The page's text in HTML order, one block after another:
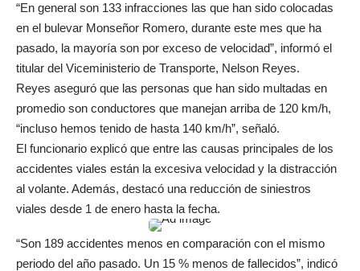
“En general son 133 infracciones las que han sido colocadas
en el bulevar Monseñor Romero, durante este mes que ha
pasado, la mayoría son por exceso de velocidad”, informó el
titular del Viceministerio de Transporte, Nelson Reyes.
Reyes aseguró que las personas que han sido multadas en
promedio son conductores que manejan arriba de 120 km/h,
“incluso hemos tenido de hasta 140 km/h”, señaló.
El funcionario explicó que entre las causas principales de los
accidentes viales están la excesiva velocidad y la distracción
al volante. Además, destacó una reducción de siniestros
viales desde 1 de enero hasta la fecha.
“Son 189 accidentes menos en comparación con el mismo
periodo del año pasado. Un 15 % menos de fallecidos”, indicó